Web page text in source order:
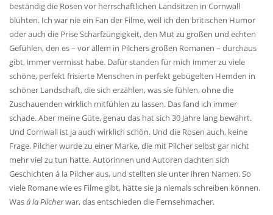
beständig die Rosen vor herrschaftlichen Landsitzen in Cornwall
blühten. Ich war nie ein Fan der Filme, weil ich den britischen Humor
oder auch die Prise Scharfzüngigkeit, den Mut zu großen und echten
Gefühlen, den es – vor allem in Pilchers großen Romanen – durchaus
gibt, immer vermisst habe. Dafür standen für mich immer zu viele
schöne, perfekt frisierte Menschen in perfekt gebügelten Hemden in
schöner Landschaft, die sich erzählen, was sie fühlen, ohne die
Zuschauenden wirklich mitfühlen zu lassen. Das fand ich immer
schade. Aber meine Güte, genau das hat sich 30 Jahre lang bewährt.
Und Cornwall ist ja auch wirklich schön. Und die Rosen auch, keine
Frage. Pilcher wurde zu einer Marke, die mit Pilcher selbst gar nicht
mehr viel zu tun hatte. Autorinnen und Autoren dachten sich
Geschichten á la Pilcher aus, und stellten sie unter ihren Namen. So
viele Romane wie es Filme gibt, hätte sie ja niemals schreiben können.
Wasá la Pilcherwar, das entschieden die Fernsehmacher.